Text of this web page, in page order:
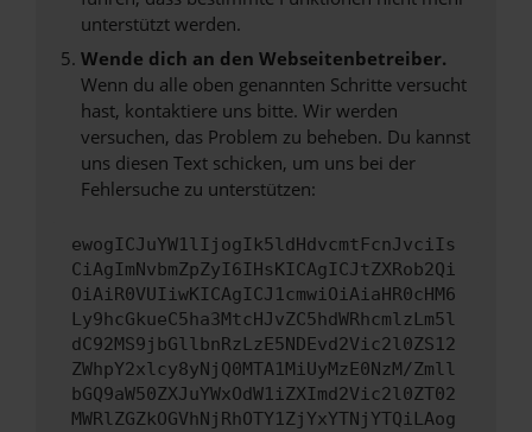
unterstützt werden.
Wende dich an den Webseitenbetreiber.
Wenn du alle oben genannten Schritte versucht
hast, kontaktiere uns bitte. Wir werden
versuchen, das Problem zu beheben. Du kannst
uns diesen Text schicken, um uns bei der
Fehlersuche zu unterstützen:
ewogICJuYW1lIjogIk5ldHdvcmtFcnJvciIs
CiAgImNvbmZpZyI6IHsKICAgICJtZXRob2Qi
OiAiR0VUIiwKICAgICJ1cmwiOiAiaHR0cHM6
Ly9hcGkueC5ha3MtcHJvZC5hdWRhcmlzLm5l
dC92MS9jbGllbnRzLzE5NDEvd2Vic2l0ZS12
ZWhpY2xlcy8yNjQ0MTA1MiUyMzE0NzM/Zmll
bGQ9aW50ZXJuYWxOdW1iZXImd2Vic2l0ZT02
MWRlZGZkOGVhNjRhOTY1ZjYxYTNjYTQiLAog